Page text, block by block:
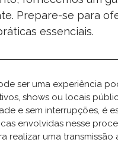
Prepare-se para
essenciais.
ser uma experiência
shows ou locais
e sem interrupções, é
envolvidas nesse
realizar uma transmissão